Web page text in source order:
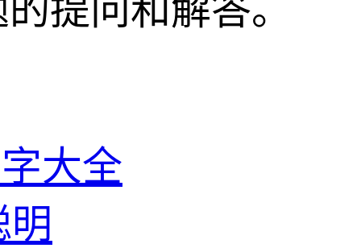
提问和解答。
大全